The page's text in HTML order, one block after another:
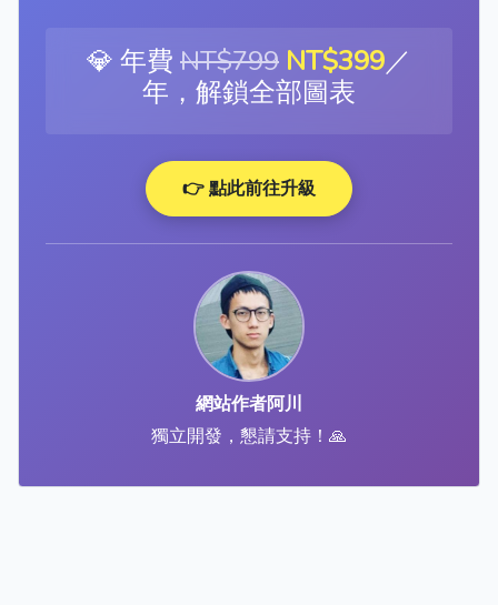
💎 年費 NT$799 NT$399／
年，解鎖全部圖表
👉 點此前往升級
網站作者阿川
獨立開發，懇請支持！🙏